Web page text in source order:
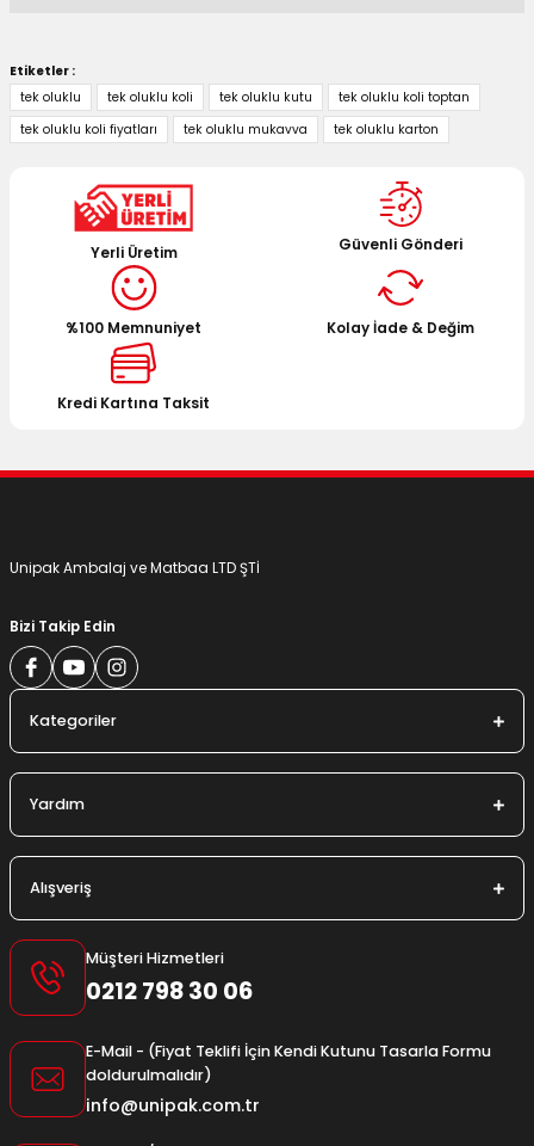
konularda yetersiz gördüğünüz noktaları öneri formunu
kullanarak tarafımıza iletebilirsiniz.
Görüş ve önerileriniz için teşekkür ederiz.
Ürün açıklamasında eksik bilgiler bulunuyor.
Ürün fiyatı diğer sitelerden daha pahalı.
Bu ürüne benzer farklı alternatifler olmalı.
Etiketler :
tek oluklu
tek oluklu koli tek oluklu kutu
tek oluklu koli toptan
tek oluklu koli fiyatları
tek oluklu mukavva tek oluklu karton
Yerli Üretim Güvenli Gönderi
%100 Memnuniyet Kolay İade & Değim
Kredi Kartına Taksit
Unipak Ambalaj ve Matbaa LTD ŞTİ
Bizi Takip Edin
Kategoriler
Yardım
Alışveriş
Müşteri Hizmetleri
0212 798 30 06
E-Mail - (Fiyat Teklifi İçin Kendi Kutunu Tasarla Formu
doldurulmalıdır)
info@unipak.com.tr